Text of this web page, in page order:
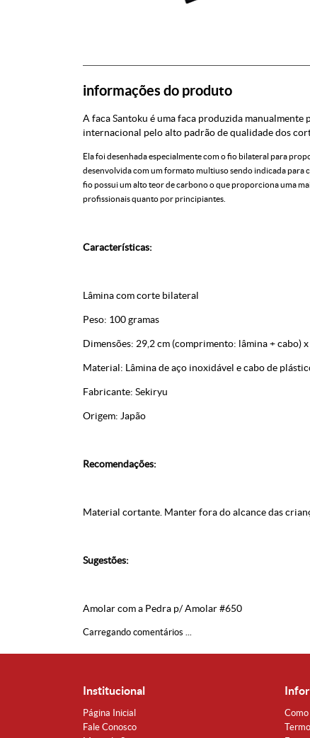
informações do produto
A faca Santoku é uma faca produzida
internacional pelo alto padrão de qualidade dos
Ela foi desenhada especialmente com o fio bilateral para
desenvolvida com um formato multiuso sendo indicada para
fio possui um alto teor de carbono o que proporciona uma
profissionais quanto por principiantes.
Características:
Lâmina com corte bilateral
Peso: 100 gramas
Dimensões: 29,2 cm (comprimento: lâmina + cabo)
Material: Lâmina de aço inoxidável e cabo de
Fabricante: Sekiryu
Origem: Japão
Recomendações:
Material cortante. Manter fora do alcance das
Sugestões:
Amolar com a Pedra p/ Amolar #650
Carregando comentários ...
Institucional
Página Inicial
Fale Conosco